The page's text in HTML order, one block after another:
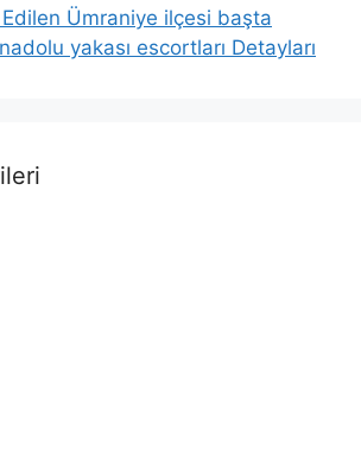
Ümraniye ilçesi başta
yakası escortları Detayları